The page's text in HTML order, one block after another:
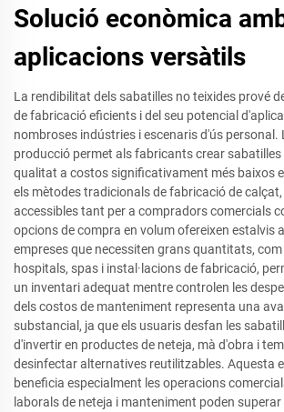
Solució econòmica
aplicacions versàtils
La rendibilitat dels sabatilles no teixides prové
de fabricació eficients i del seu potencial
nombroses indústries i escenaris d'ús personal.
producció permet als fabricants crear sabatilles
qualitat a costos significativament més baixos
els mètodes tradicionals de fabricació de
accessibles tant per a compradors comercials
opcions de compra en volum ofereixen estalvis
empreses que necessiten grans quantitats,
hospitals, spas i instal·lacions de fabricació,
un inventari adequat mentre controlen les
dels costos de manteniment representa una
substancial, ja que els usuaris desfan les
d'invertir en productes de neteja, mà d'obra i
desinfectar alternatives reutilitzables. Aquesta
beneficia especialment les operacions
laborals de neteja i manteniment poden